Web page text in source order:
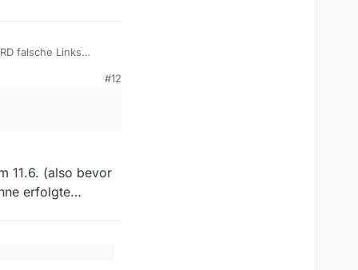
falsche Links
#12
11.6. (also bevor
erfolgte…